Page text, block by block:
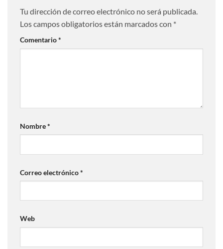
Tu dirección de correo electrónico no será publicada.
Los campos obligatorios están marcados con *
Comentario*
Nombre*
Correo electrónico*
Web